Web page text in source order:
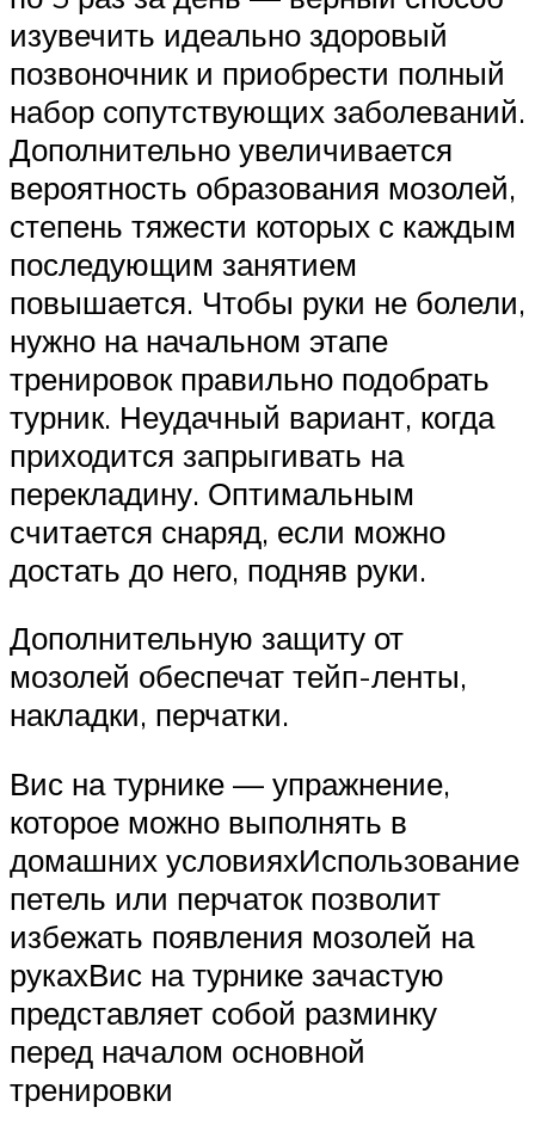
изувечить идеально здоровый
позвоночник и приобрести полный
набор сопутствующих заболеваний.
Дополнительно увеличивается
вероятность образования мозолей,
степень тяжести которых с каждым
последующим занятием
повышается. Чтобы руки не болели,
нужно на начальном этапе
тренировок правильно подобрать
турник. Неудачный вариант, когда
приходится запрыгивать на
перекладину. Оптимальным
считается снаряд, если можно
достать до него, подняв руки.
Дополнительную защиту от
мозолей обеспечат тейп-ленты,
накладки, перчатки.
Вис на турнике — упражнение,
которое можно выполнять в
домашних условияхИспользование
петель или перчаток позволит
избежать появления мозолей на
рукахВис на турнике зачастую
представляет собой разминку
перед началом основной
тренировки